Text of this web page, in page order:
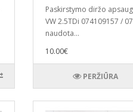
Paskirstymo diržo
VW 2.5TDi 074109157 /
naudota...
10.00€
PERŽIŪRA